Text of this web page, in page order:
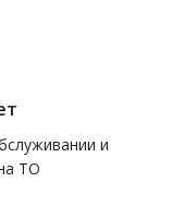
и
ТО